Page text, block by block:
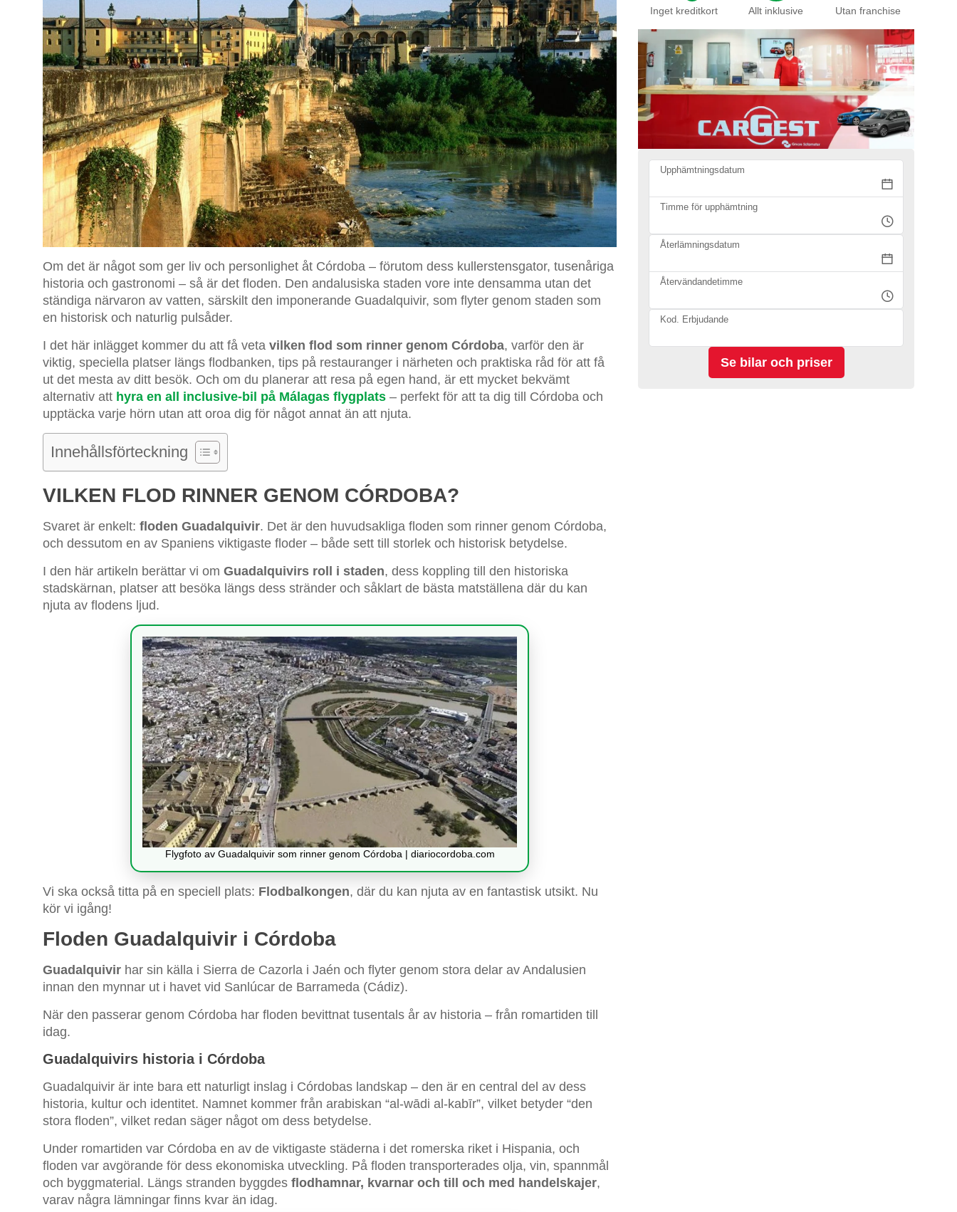
Om det är något som ger liv och personlighet åt Córdoba – förutom dess kullerstensgator, tusenåriga
historia och gastronomi – så är det floden. Den andalusiska staden vore inte densamma utan det
ständiga närvaron av vatten, särskilt den imponerande Guadalquivir, som flyter genom staden som
en historisk och naturlig pulsåder.
I det här inlägget kommer du att få veta vilken flod som rinner genom Córdoba, varför den är
viktig, speciella platser längs flodbanken, tips på restauranger i närheten och praktiska råd för att få
ut det mesta av ditt besök. Och om du planerar att resa på egen hand, är ett mycket bekvämt
alternativ att hyra en all inclusive-bil på Málagas flygplats – perfekt för att ta dig till Córdoba och
upptäcka varje hörn utan att oroa dig för något annat än att njuta.
Innehållsförteckning
VILKEN FLOD RINNER GENOM CÓRDOBA?
Svaret är enkelt: floden Guadalquivir. Det är den huvudsakliga floden som rinner genom Córdoba,
och dessutom en av Spaniens viktigaste floder – både sett till storlek och historisk betydelse.
I den här artikeln berättar vi om Guadalquivirs roll i staden, dess koppling till den historiska
stadskärnan, platser att besöka längs dess stränder och såklart de bästa matställena där du kan
njuta av flodens ljud.
Flygfoto av Guadalquivir som rinner genom Córdoba | diariocordoba.com
Vi ska också titta på en speciell plats: Flodbalkongen, där du kan njuta av en fantastisk utsikt. Nu
kör vi igång!
Floden Guadalquivir i Córdoba
Guadalquivir har sin källa i Sierra de Cazorla i Jaén och flyter genom stora delar av Andalusien
innan den mynnar ut i havet vid Sanlúcar de Barrameda (Cádiz).
När den passerar genom Córdoba har floden bevittnat tusentals år av historia – från romartiden till
idag.
Guadalquivirs historia i Córdoba
Guadalquivir är inte bara ett naturligt inslag i Córdobas landskap – den är en central del av dess
historia, kultur och identitet. Namnet kommer från arabiskan “al-wādi al-kabīr”, vilket betyder “den
stora floden”, vilket redan säger något om dess betydelse.
Under romartiden var Córdoba en av de viktigaste städerna i det romerska riket i Hispania, och
floden var avgörande för dess ekonomiska utveckling. På floden transporterades olja, vin, spannmål
och byggmaterial. Längs stranden byggdes flodhamnar, kvarnar och till och med handelskajer,
varav några lämningar finns kvar än idag.
Inget kreditkort Allt inklusive Utan franchise
Upphämtningsdatum
Timme för upphämtning
Återlämningsdatum
Återvändandetimme
Kod. Erbjudande